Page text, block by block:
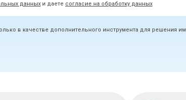
данных и даете согласие на обработку данных
в качестве дополнительного инструмента для решения